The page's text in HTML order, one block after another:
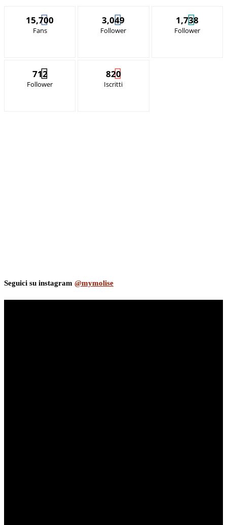
15,700
Fans
3,049
Follower
1,738
Follower
712
Follower
820
Iscritti
Seguici su instagram @mymolise